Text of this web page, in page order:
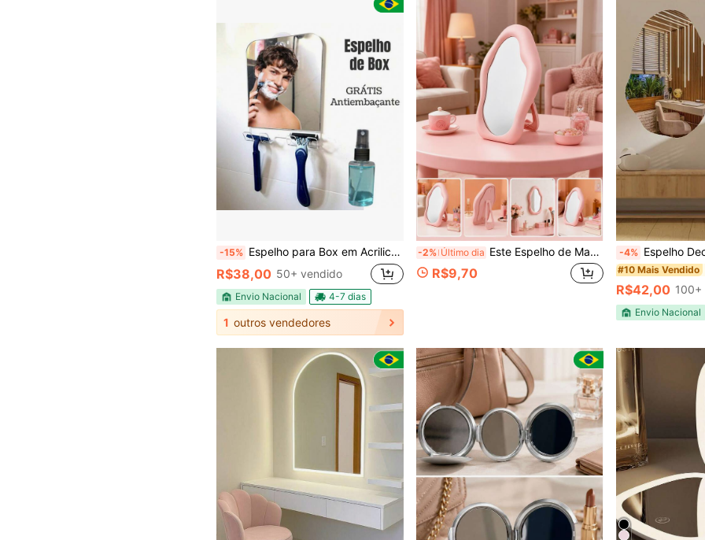
-15% Espelho para Box em Acrilico com Ventosa + Spray Antiembaçante
R$38,00 50+ vendido
Envio Nacional 4-7 dias
1 outros vendedores
-2% Último dia Este Espelho de Maquiagem Fofo apresenta um design de padrão de nuvem suave e pode ser colocado em uma mesa ou pendurado em uma parede. Como um espelho de maquiagem portátil, é perfeito para uso em dormitórios, penteadeiras e escritórios. Com um preço acessível, é uma escolha ideal para decoração de quarto, penteadeira, viagem e quarto. O produto inclui acessórios de maquiagem, espelho, espelho de penteadeira, mini espelho, espelho portátil, espelho pequeno e espelho de mesa. É um presente perfeito para feriados ou Natal para amigos e familiares.
R$9,70
-4% Espelho Decorativo Grande Vidro
#10 Mais Vendido
R$42,00 100+
Envio Nacional